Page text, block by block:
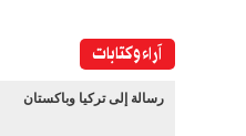
آراء وكتابات
رسالة إلى تركيا وباكستان